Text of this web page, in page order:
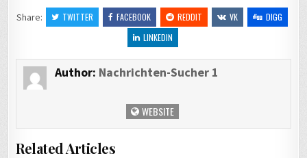
Share:
TWITTER FACEBOOK REDDIT VK
DIGG
LINKEDIN
Author: Nachrichten-Sucher 1
WEBSITE
Related Articles